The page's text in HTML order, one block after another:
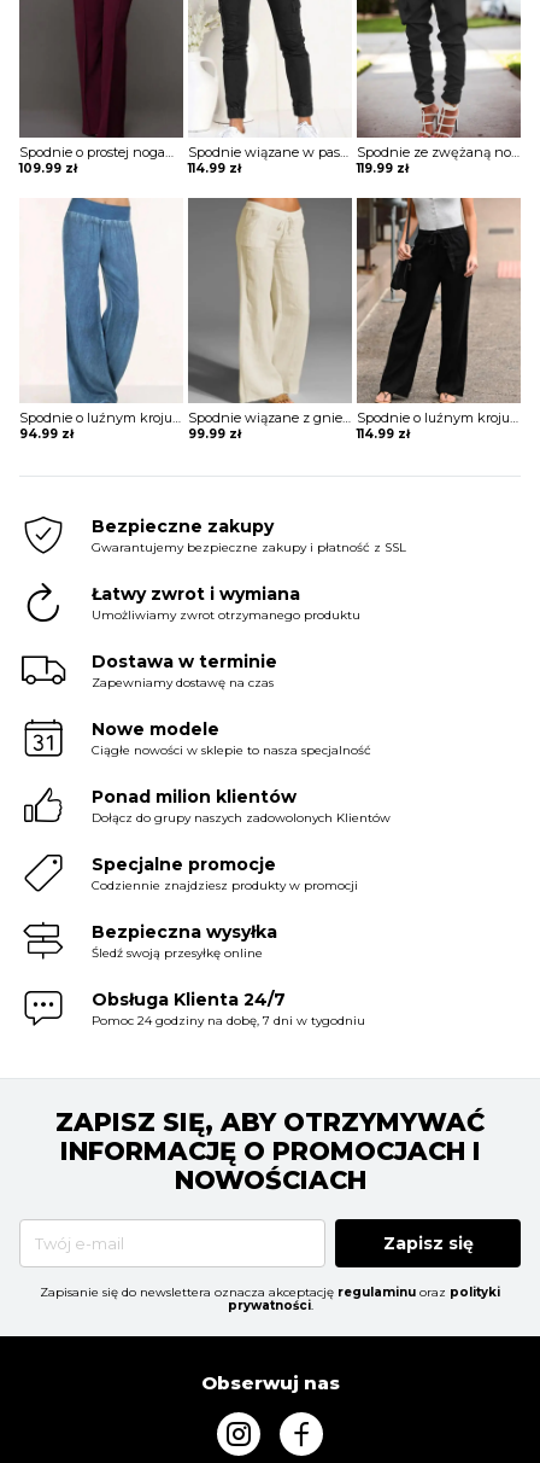
Spodnie o prostej nogawce z ozdobnymi guzikami
109.99 zł
Spodnie wiązane w pasie z kieszeniami
114.99 zł
Spodnie ze zwężaną nogawką z kieszeniami
119.99 zł
Spodnie o luźnym kroju z rozszerzaną nogawką
94.99 zł
Spodnie wiązane z gniecionego materiału
99.99 zł
Spodnie o luźnym kroju wiązane w pasie
114.99 zł
Bezpieczne zakupy
Gwarantujemy bezpieczne zakupy i płatność z SSL
Łatwy zwrot i wymiana
Umożliwiamy zwrot otrzymanego produktu
Dostawa w terminie
Zapewniamy dostawę na czas
Nowe modele
Ciągłe nowości w sklepie to nasza specjalność
Ponad milion klientów
Dołącz do grupy naszych zadowolonych Klientów
Specjalne promocje
Codziennie znajdziesz produkty w promocji
Bezpieczna wysyłka
Śledź swoją przesyłkę online
Obsługa Klienta 24/7
Pomoc 24 godziny na dobę, 7 dni w tygodniu
ZAPISZ SIĘ, ABY OTRZYMYWAĆ
INFORMACJĘ O PROMOCJACH I
NOWOŚCIACH
Zapisz się
Zapisanie się do newslettera oznacza akceptację regulaminu oraz polityki
prywatności.
Obserwuj nas